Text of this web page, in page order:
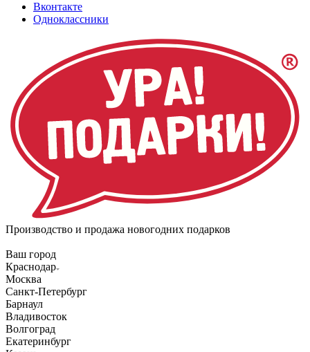
Вконтакте
Одноклассники
Производство и продажа новогодних подарков
Ваш город
Краснодар
Москва
Санкт-Петербург
Барнаул
Владивосток
Волгоград
Екатеринбург